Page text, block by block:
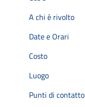
A chi è rivolto
Date e Orari
Costo
Luogo
Punti di contatto